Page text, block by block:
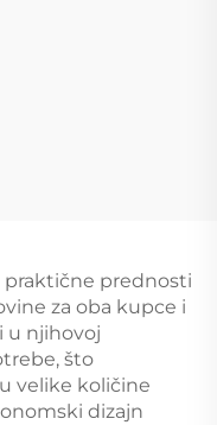
praktične prednosti
za oba kupce i
u njihovoj
što
velike količine
dizajn